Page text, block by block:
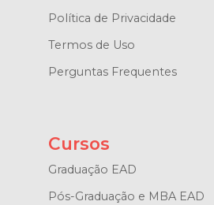
Política de Privacidade
Termos de Uso
Perguntas Frequentes
Cursos
Graduação EAD
Pós-Graduação e MBA EAD